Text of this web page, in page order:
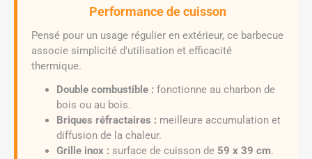
Performance de cuisson
Pensé pour un usage régulier en extérieur, ce barbecue
associe simplicité d'utilisation et efficacité
thermique.
Double combustible : fonctionne au charbon de
bois ou au bois.
Briques réfractaires : meilleure accumulation et
diffusion de la chaleur.
Grille inox : surface de cuisson de 59 x 39 cm.